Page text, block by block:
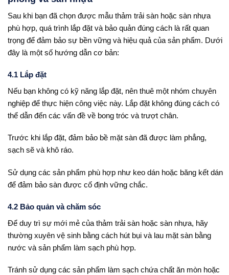
Sau khi bạn đã chọn được mẫu thảm trải sàn hoặc sàn nhựa
phù hợp, quá trình lắp đặt và bảo quản đúng cách là rất quan
trọng để đảm bảo sự bền vững và hiệu quả của sản phẩm. Dưới
đây là một số hướng dẫn cơ bản:
4.1 Lắp đặt
Nếu bạn không có kỹ năng lắp đặt, nên thuê một nhóm chuyên
nghiệp để thực hiện công việc này. Lắp đặt không đúng cách có
thể dẫn đến các vấn đề về bong tróc và trượt chân.
Trước khi lắp đặt, đảm bảo bề mặt sàn đã được làm phẳng,
sạch sẽ và khô ráo.
Sử dụng các sản phẩm phù hợp như keo dán hoặc băng kết dán
để đảm bảo sàn được cố định vững chắc.
4.2 Bảo quản và chăm sóc
Để duy trì sự mới mẻ của thảm trải sàn hoặc sàn nhựa, hãy
thường xuyên vệ sinh bằng cách hút bụi và lau mặt sàn bằng
nước và sản phẩm làm sạch phù hợp.
Tránh sử dụng các sản phẩm làm sạch chứa chất ăn mòn hoặc